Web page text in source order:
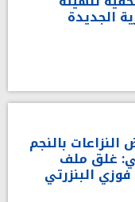
الجديدة
بالنجم
غلق ملف
البنزرتي